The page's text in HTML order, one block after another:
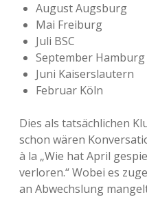
August Augsburg
Mai Freiburg
Juli BSC
September Hamburg
Juni Kaiserslautern
Februar Köln
Dies als tatsächlichen
schon wären
à la „Wie hat April
verloren.“ Wobei es
an Abwechslung